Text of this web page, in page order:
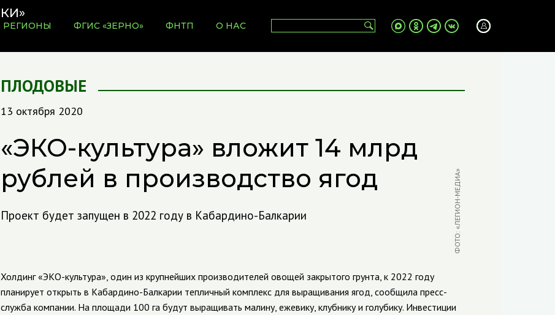
РЕГИОНЫ ФГИС «ЗЕРНО» ФНТП О НАС
ПЛОДОВЫЕ
13 октября 2020
«ЭКО-культура» вложит 14 млрд
рублей в производство ягод
Проект будет запущен в 2022 году в Кабардино-Балкарии ФОТО: «ЛЕГИОН-МЕДИА»
Холдинг «ЭКО-культура», один из крупнейших производителей овощей закрытого грунта, к 2022 году
планирует открыть в Кабардино-Балкарии тепличный комплекс для выращивания ягод, сообщила пресс-
служба компании. На площади 100 га будут выращивать малину, ежевику, клубнику и голубику. Инвестиции